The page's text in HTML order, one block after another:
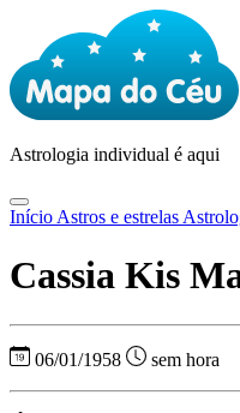
Astrologia individual é aqui
Início Astros e estrelas
Cassia Kis
06/01/1958 sem hora